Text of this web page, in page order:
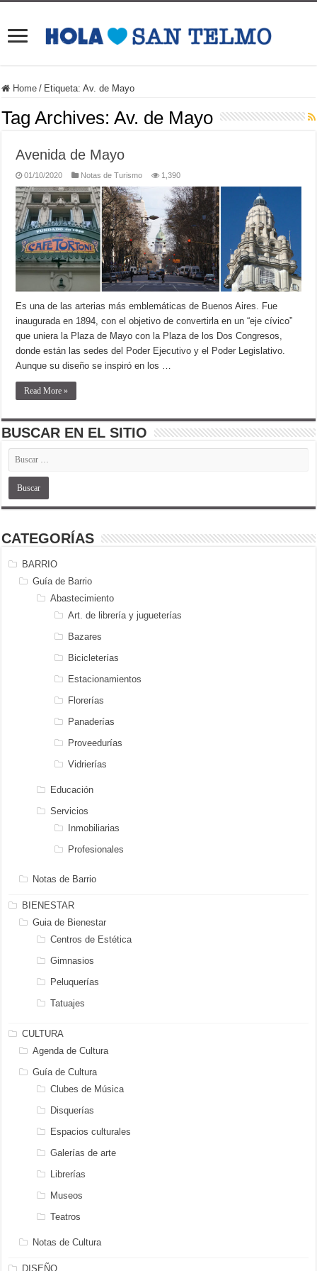
Home / Etiqueta:Av. de Mayo
Tag Archives:Av. de Mayo
Avenida de Mayo
01/10/2020 Notas de Turismo 1,390
Es una de las arterias más emblemáticas de Buenos Aires. Fue
inaugurada en 1894, con el objetivo de convertirla en un “eje cívico”
que uniera la Plaza de Mayo con la Plaza de los Dos Congresos,
donde están las sedes del Poder Ejecutivo y el Poder Legislativo.
Aunque su diseño se inspiró en los …
Read More »
BUSCAR EN EL SITIO
CATEGORÍAS
BARRIO
Guía de Barrio
Abastecimiento
Art. de librería y jugueterías
Bazares
Bicicleterías
Estacionamientos
Florerías
Panaderías
Proveedurías
Vidrierías
Educación
Servicios
Inmobiliarias
Profesionales
Notas de Barrio
BIENESTAR
Guia de Bienestar
Centros de Estética
Gimnasios
Peluquerías
Tatuajes
CULTURA
Agenda de Cultura
Guía de Cultura
Clubes de Música
Disquerías
Espacios culturales
Galerías de arte
Librerías
Museos
Teatros
Notas de Cultura
DISEÑO